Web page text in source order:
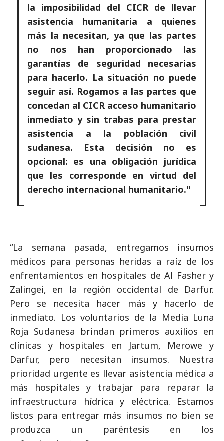
la imposibilidad del CICR de llevar
asistencia humanitaria a quienes
más la necesitan, ya que las partes
no nos han proporcionado las
garantías de seguridad necesarias
para hacerlo. La situación no puede
seguir así. Rogamos a las partes que
concedan al CICR acceso humanitario
inmediato y sin trabas para prestar
asistencia a la población civil
sudanesa. Esta decisión no es
opcional: es una obligación jurídica
que les corresponde en virtud del
derecho internacional humanitario."
“La semana pasada, entregamos insumos
médicos para personas heridas a raíz de los
enfrentamientos en hospitales de Al Fasher y
Zalingei, en la región occidental de Darfur.
Pero se necesita hacer más y hacerlo de
inmediato. Los voluntarios de la Media Luna
Roja Sudanesa brindan primeros auxilios en
clínicas y hospitales en Jartum, Merowe y
Darfur, pero necesitan insumos. Nuestra
prioridad urgente es llevar asistencia médica a
más hospitales y trabajar para reparar la
infraestructura hídrica y eléctrica. Estamos
listos para entregar más insumos no bien se
produzca un paréntesis en los